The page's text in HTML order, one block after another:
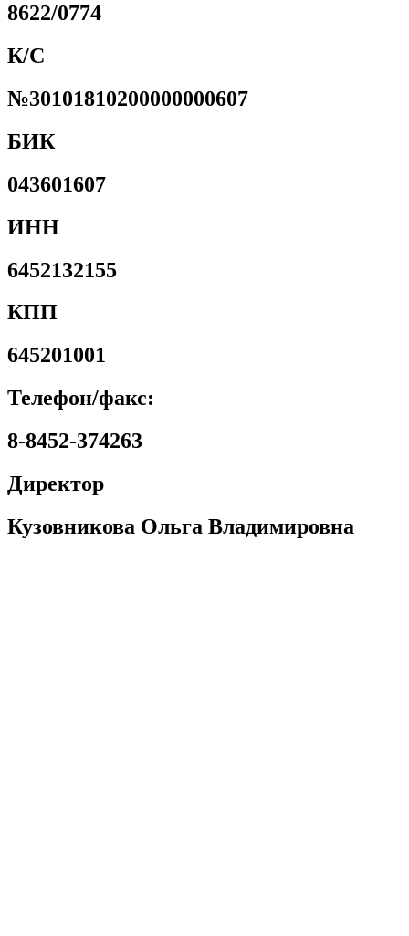
8622/0774
К/С
№30101810200000000607
БИК
043601607
ИНН
6452132155
КПП
645201001
Телефон/факс:
8-8452-374263
Директор
Кузовникова Ольга Владимировна